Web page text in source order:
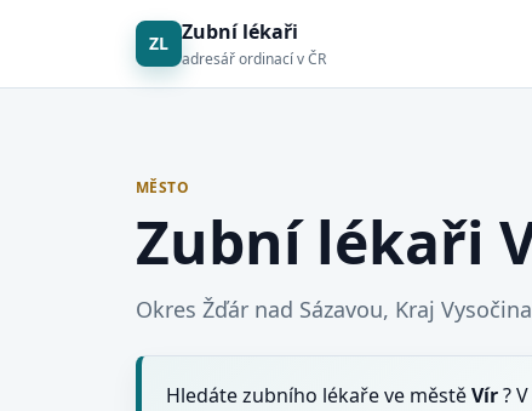
ZL Zubní lékaři
adresář ordinací v ČR
MĚSTO
Zubní lékaři
Okres Žďár nad Sázavou, Kraj Vysočina
Hledáte zubního lékaře ve městěVír?